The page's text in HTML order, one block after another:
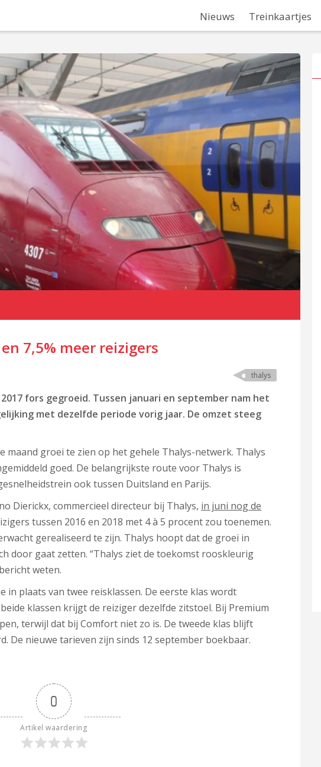
Nieuws Treinkaartjes
7,5% meer reizigers
thalys
fors gegroeid. Tussen januari en september nam het
met dezelfde periode vorig jaar. De omzet steeg
maand groei te zien op het gehele Thalys-netwerk. Thalys
goed. De belangrijkste route voor Thalys is
ook tussen Duitsland en Parijs.
Dierickx, commercieel directeur bij Thalys, in juni nog de
tussen 2016 en 2018 met 4 à 5 procent zou toenemen.
gerealiseerd te zijn. Thalys hoopt dat de groei in
door gaat zetten. “Thalys ziet de toekomst rooskleurig
weten.
in plaats van twee reisklassen. De eerste klas wordt
klassen krijgt de reiziger dezelfde zitstoel. Bij Premium
terwijl dat bij Comfort niet zo is. De tweede klas blijft
De nieuwe tarieven zijn sinds 12 september boekbaar.
0
Artikel waardering